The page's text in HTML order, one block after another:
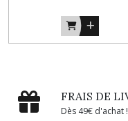
FRAIS DE
Dès 49€ d'achat